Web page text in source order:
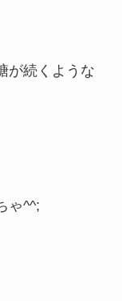
が続くような
ゃ^^;